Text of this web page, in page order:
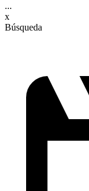
...
x
Búsqueda